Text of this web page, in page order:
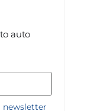
auto
newsletter